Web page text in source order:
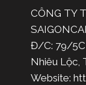
CÔNG TY
Đ/C: 79/5C
Nhiêu Lộc,
Website: